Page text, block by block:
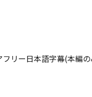
リー日本語字幕(本編